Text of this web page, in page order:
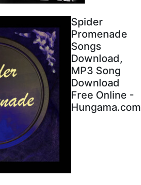
Spider
Promenade
Songs
Download,
MP3 Song
Download
Free Online -
Hungama.com